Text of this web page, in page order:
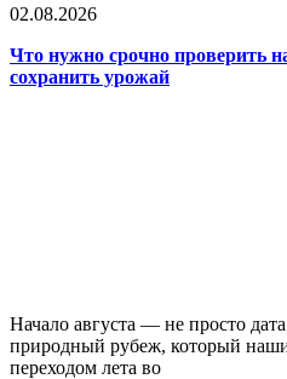
02.08.2026
Что нужно срочно проверить
сохранить урожай
Начало августа — не просто
природный рубеж, который
переходом лета во